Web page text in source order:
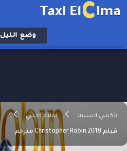
Taxi ElCima
وضع الليل
تاكسي السيما افلام اجنبي
فيلم Christopher Robin 2018 مترجم